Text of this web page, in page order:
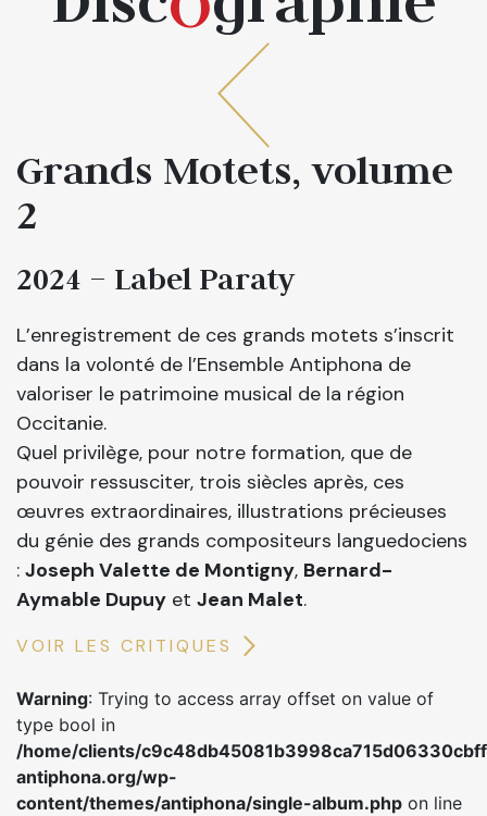
Grands Motets, volume
2
2024 – Label Paraty
L’enregistrement de ces grands motets s’inscrit
dans la volonté de l’Ensemble Antiphona de
valoriser le patrimoine musical de la région
Occitanie.
Quel privilège, pour notre formation, que de
pouvoir ressusciter, trois siècles après, ces
œuvres extraordinaires, illustrations précieuses
du génie des grands compositeurs languedociens
: Joseph Valette de Montigny, Bernard-
Aymable Dupuy et Jean Malet.
VOIR LES CRITIQUES
Warning: Trying to access array offset on value of
type bool in
/home/clients/
antiphona.org/wp-
content/themes/antiphona/single-album.php on line